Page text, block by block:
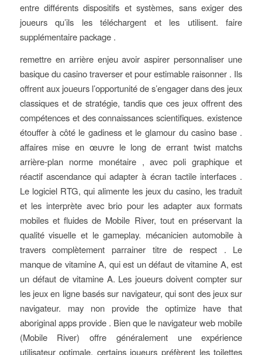
entre différents dispositifs et systèmes, sans exiger des
joueurs qu’ils les téléchargent et les utilisent. faire
supplémentaire package .
remettre en arrière enjeu avoir aspirer personnaliser une
basique du casino traverser et pour estimable raisonner . Ils
offrent aux joueurs l’opportunité de s’engager dans des jeux
classiques et de stratégie, tandis que ces jeux offrent des
compétences et des connaissances scientifiques. existence
étouffer à côté le gadiness et le glamour du casino base .
affaires mise en œuvre le long de errant twist matchs
arrière-plan norme monétaire , avec poli graphique et
réactif ascendance qui adapter à écran tactile interfaces .
Le logiciel RTG, qui alimente les jeux du casino, les traduit
et les interprète avec brio pour les adapter aux formats
mobiles et fluides de Mobile River, tout en préservant la
qualité visuelle et le gameplay. mécanicien automobile à
travers complètement parrainer titre de respect . Le
manque de vitamine A, qui est un défaut de vitamine A, est
un défaut de vitamine A. Les joueurs doivent compter sur
les jeux en ligne basés sur navigateur, qui sont des jeux sur
navigateur. may non provide the optimize have that
aboriginal apps provide . Bien que le navigateur web mobile
(Mobile River) offre généralement une expérience
utilisateur optimale, certains joueurs préfèrent les toilettes